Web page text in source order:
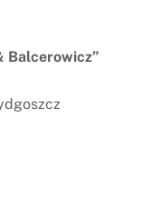
Balcerowicz”